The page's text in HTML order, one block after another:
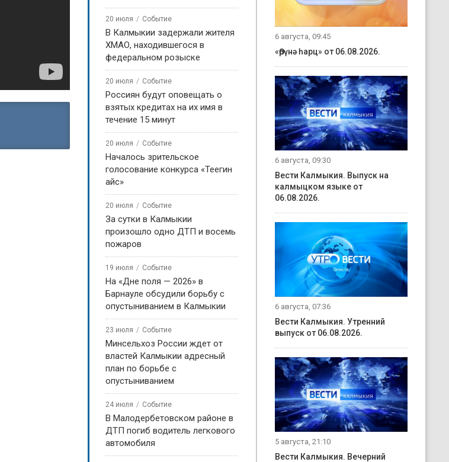
20 июля Событие
В Калмыкии задержали жителя
ХМАО, находившегося в
федеральном розыске
20 июля Событие
Россиян будут оповещать о
взятых кредитах на их имя в
течение 15 минут
20 июля Событие
Началось зрительское
голосование конкурса «Теегин
айс»
20 июля Событие
За сутки в Калмыкии
произошло одно ДТП и восемь
пожаров
19 июля Событие
На «Дне поля — 2026» в
Барнауле обсудили борьбу с
опустыниванием в Калмыкии
23 июля Событие
Минсельхоз России ждет от
властей Калмыкии адресный
план по борьбе с
опустыниванием
24 июля Событие
В Малодербетовском районе в
ДТП погиб водитель легкового
автомобиля
6 августа, 09:45
«Өрүнә һарц» от 06.08.2026.
6 августа, 09:30
Вести Калмыкия. Выпуск на
калмыцком языке от
06.08.2026.
6 августа, 07:36
Вести Калмыкия. Утренний
выпуск от 06.08.2026.
5 августа, 21:10
Вести Калмыкия. Вечерний